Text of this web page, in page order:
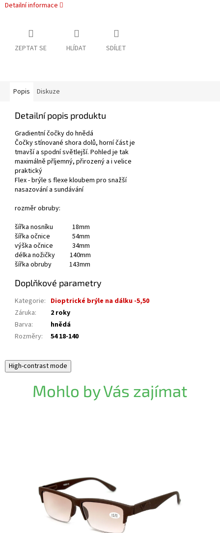
Detailní informace
ZEPTAT SE HLÍDAT SDÍLET
Popis Diskuze
Detailní popis produktu
Gradientní čočky do hnědá
Čočky stínované shora dolů, horní část je
tmavší a spodní světlejší. Pohled je tak
maximálně příjemný, přirozený a i velice
praktický
Flex - brýle s flexe kloubem pro snažší
nasazování a sundávání
rozměr obruby:
šířka nosníku 18mm
šířka očnice 54mm
výška očnice 34mm
délka nožičky 140mm
šířka obruby 143mm
Doplňkové parametry
Kategorie: Dioptrické brýle na dálku -5,50
Záruka:
2 roky
Barva:
hnědá
Rozměry: 54 18-140
High-contrast mode
Mohlo by Vás zajímat